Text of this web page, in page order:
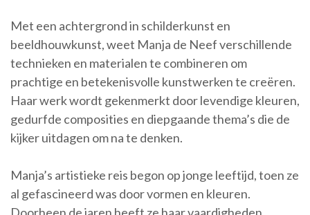
Met een achtergrond in schilderkunst en
beeldhouwkunst, weet Manja de Neef verschillende
technieken en materialen te combineren om
prachtige en betekenisvolle kunstwerken te creëren.
Haar werk wordt gekenmerkt door levendige kleuren,
gedurfde composities en diepgaande thema’s die de
kijker uitdagen om na te denken.
Manja’s artistieke reis begon op jonge leeftijd, toen ze
al gefascineerd was door vormen en kleuren.